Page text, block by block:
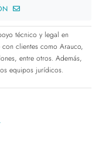
técnico y legal en
clientes como Arauco,
entre otros. Además,
equipos jurídicos.